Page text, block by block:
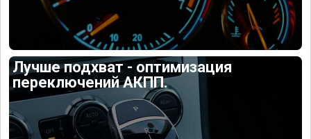
Лучше подхват - оптимизация
переключений АКПП.